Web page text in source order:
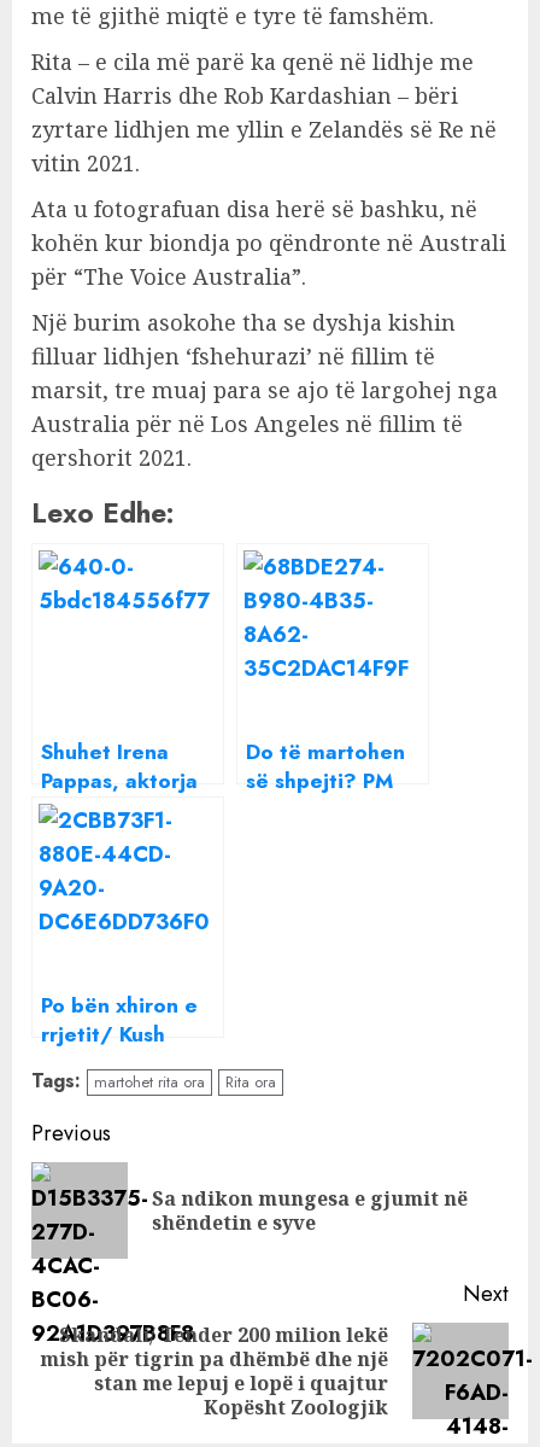
me të gjithë miqtë e tyre të famshëm.
Rita – e cila më parë ka qenë në lidhje me
Calvin Harris dhe Rob Kardashian – bëri
zyrtare lidhjen me yllin e Zelandës së Re në
vitin 2021.
Ata u fotografuan disa herë së bashku, në
kohën kur biondja po qëndronte në Australi
për “The Voice Australia”.
Një burim asokohe tha se dyshja kishin
filluar lidhjen ‘fshehurazi’ në fillim të
marsit, tre muaj para se ajo të largohej nga
Australia për në Los Angeles në fillim të
qershorit 2021.
Lexo Edhe:
Shuhet Irena
Pappas, aktorja
shqiptare me
famë botërore
që bëri bujë në
botë e
Hollywood
Do të martohen
së shpejti? PM
Po bën xhiron e
rrjetit/ Kush
është reperi me
famë botërore
simbolin e
shqiponjës
Tags: martohet rita ora Rita ora
Continue
Reading
Previous
Sa ndikon mungesa e gjumit në
shëndetin e syve
Next
Next
Skandali/ Tender 200 milion lekë
mish për tigrin pa dhëmbë dhe një
stan me lepuj e lopë i quajtur
Kopësht Zoologjik